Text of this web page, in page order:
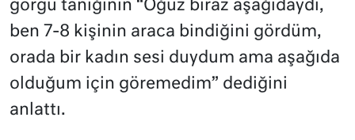
görgü tanığının “Oğuz biraz aşağıdaydı,
ben 7-8 kişinin araca bindiğini gördüm,
orada bir kadın sesi duydum ama aşağıda
olduğum için göremedim” dediğini
anlattı.